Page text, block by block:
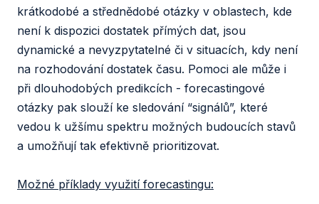
krátkodobé a střednědobé otázky v oblastech, kde
není k dispozici dostatek přímých dat, jsou
dynamické a nevyzpytatelné či v situacích, kdy není
na rozhodování dostatek času. Pomoci ale může i
při dlouhodobých predikcích - forecastingové
otázky pak slouží ke sledování “signálů”, které
vedou k užšímu spektru možných budoucích stavů
a umožňují tak efektivně prioritizovat.
Možné příklady využití forecastingu: